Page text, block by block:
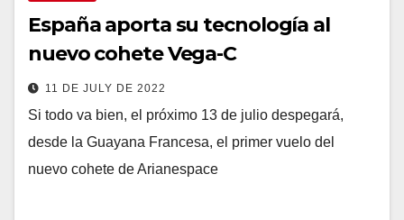
España aporta su tecnología al
nuevo cohete Vega-C
11 DE JULY DE 2022
Si todo va bien, el próximo 13 de julio despegará,
desde la Guayana Francesa, el primer vuelo del
nuevo cohete de Arianespace